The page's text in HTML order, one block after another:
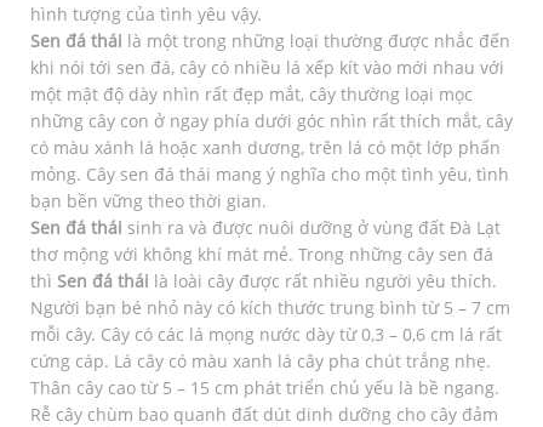
hình tượng của tình yêu vậy.
Sen đá thái là một trong những loại thường được nhắc đến
khi nói tới sen đá, cây có nhiều lá xếp kít vào mới nhau với
một mật độ dày nhìn rất đẹp mắt, cây thường loại mọc
những cây con ở ngay phía dưới góc nhìn rất thích mắt, cây
có màu xánh lá hoặc xanh dương, trên lá có một lớp phấn
mỏng. Cây sen đá thái mang ý nghĩa cho một tình yêu, tình
bạn bền vững theo thời gian.
Sen đá thái sinh ra và được nuôi dưỡng ở vùng đất Đà Lạt
thơ mộng với không khí mát mẻ. Trong những cây sen đá
thì Sen đá thái là loài cây được rất nhiều người yêu thích.
Người bạn bé nhỏ này có kích thước trung bình từ 5 – 7 cm
mỗi cây. Cây có các lá mọng nước dày từ 0,3 – 0,6 cm lá rất
cứng cáp. Lá cây có màu xanh lá cây pha chút trắng nhẹ.
Thân cây cao từ 5 – 15 cm phát triển chủ yếu là bề ngang.
Rễ cây chùm bao quanh đất dút dinh dưỡng cho cây đảm